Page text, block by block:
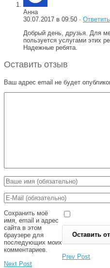
Анна
30.07.2017 в 09:50 · Ответить
Добрый день, друзья. Для
пользуется услугами этих
Надежные ребята.
Оставить отзыв
Ваш адрес email не будет
Сохранить моё
имя, email и адрес
сайта в этом
браузере для
последующих моих
комментариев.
Prev Post
Next Post